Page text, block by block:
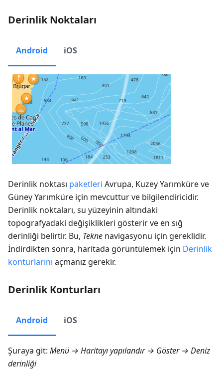
Derinlik Noktaları
Android iOS
Derinlik noktası paketleri Avrupa, Kuzey Yarımküre ve
Güney Yarımküre için mevcuttur ve bilgilendiricidir.
Derinlik noktaları, su yüzeyinin altındaki
topografyadaki değişiklikleri gösterir ve en sığ
derinliği belirtir. Bu, Tekne navigasyonu için gereklidir.
İndirdikten sonra, haritada görüntülemek için Derinlik
konturlarını açmanız gerekir.
Derinlik Konturları
Android iOS
Şuraya git: Menü → Haritayı yapılandır → Göster → Deniz
derinliği